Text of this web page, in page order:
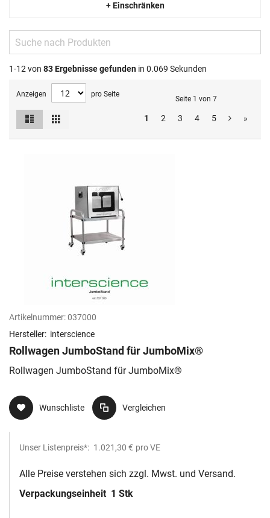
+ Einschränken
1-12 von 83Ergebnisse gefunden in 0.069 Sekunden
Anzeigen pro Seite
Seite 1 von 7
1 2 3 4 5 »
Ansicht
als
Artikelnummer:037000
Hersteller: interscience
Rollwagen JumboStand für JumboMix®
Rollwagen JumboStand für JumboMix®
Wunschliste Vergleichen
Unser Listenpreis*: 1.021,30 € pro VE
Alle Preise verstehen sich zzgl. Mwst. und Versand.
Verpackungseinheit 1 Stk